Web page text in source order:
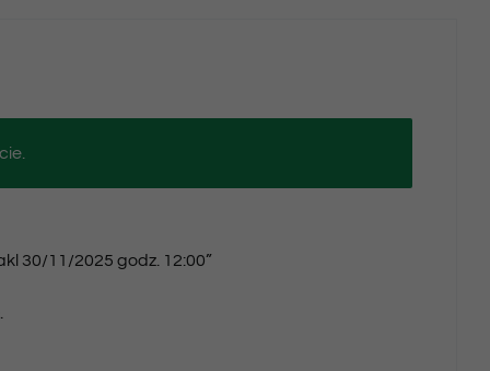
30/11/2025 godz. 12:00”